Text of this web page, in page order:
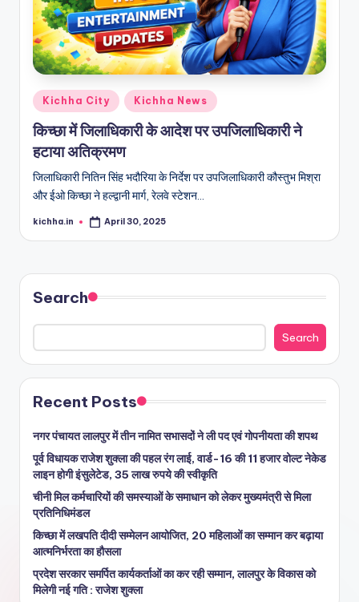
Kichha City Kichha News
किच्छा में जिलाधिकारी के आदेश पर उपजिलाधिकारी ने
हटाया अतिक्रमण
जिलाधिकारी नितिन सिंह भदौरिया के निर्देश पर उपजिलाधिकारी कौस्तुभ मिश्रा
और ईओ किच्छा ने हल्द्वानी मार्ग, रेलवे स्टेशन…
kichha.in April 30, 2025
Search
Search
Recent Posts
नगर पंचायत लालपुर में तीन नामित सभासदों ने ली पद एवं गोपनीयता की शपथ
पूर्व विधायक राजेश शुक्ला की पहल रंग लाई, वार्ड-16 की 11 हजार वोल्ट नेकेड
लाइन होगी इंसुलेटेड, 35 लाख रुपये की स्वीकृति
चीनी मिल कर्मचारियों की समस्याओं के समाधान को लेकर मुख्यमंत्री से मिला
प्रतिनिधिमंडल
किच्छा में लखपति दीदी सम्मेलन आयोजित, 20 महिलाओं का सम्मान कर बढ़ाया
आत्मनिर्भरता का हौसला
प्रदेश सरकार समर्पित कार्यकर्ताओं का कर रही सम्मान, लालपुर के विकास को
मिलेगी नई गति : राजेश शुक्ला